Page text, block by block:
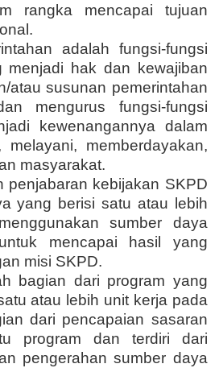
rangka mencapai tujuan
adalah fungsi-fungsi
menjadi hak dan kewajiban
atau susunan pemerintahan
mengurus fungsi-fungsi
kewenangannya dalam
melayani, memberdayakan,
masyarakat.
penjabaran kebijakan SKPD
yang berisi satu atau lebih
sumber daya
mencapai hasil yang
misi SKPD.
bagian dari program yang
atau lebih unit kerja pada
dari pencapaian sasaran
program dan terdiri dari
pengerahan sumber daya